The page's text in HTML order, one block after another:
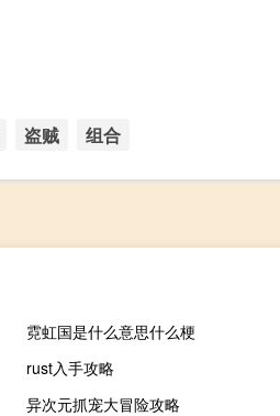
盗贼 组合
霓虹国是什么意思什么梗
rust入手攻略
异次元抓宠大冒险攻略